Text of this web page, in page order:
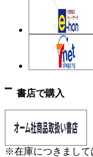
書店で購入
※在庫につきまして